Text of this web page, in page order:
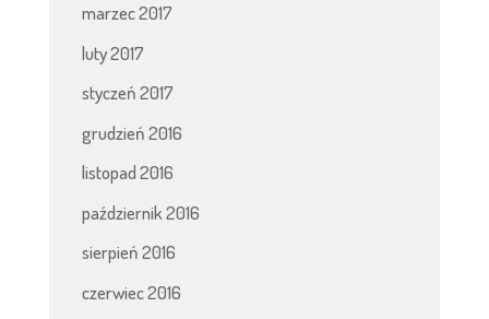
marzec 2017
luty 2017
styczeń 2017
grudzień 2016
listopad 2016
październik 2016
sierpień 2016
czerwiec 2016